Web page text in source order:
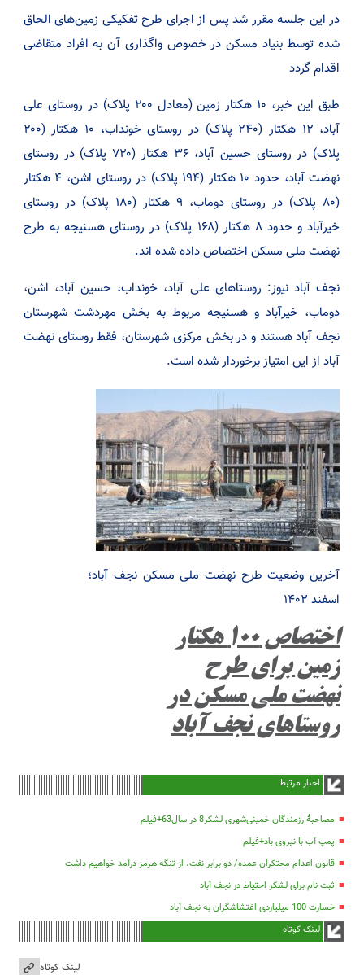
در این جلسه مقرر شد پس از اجرای طرح تفکیکی زمین‌های الحاق
شده توسط بنیاد مسکن در خصوص واگذاری آن به افراد متقاضی
اقدام گردد
طبق این خبر، ۱۰ هکتار زمین (معادل ۲۰۰ پلاک) در روستای علی
آباد، ۱۲ هکتار (۲۴۰ پلاک) در روستای خونداب، ۱۰ هکتار (۲۰۰
پلاک) در روستای حسین آباد، ۳۶ هکتار (۷۲۰ پلاک) در روستای
نهضت آباد، حدود ۱۰ هکتار (۱۹۴ پلاک) در روستای اشن، ۴ هکتار
(۸۰ پلاک) در روستای دوماب، ۹ هکتار (۱۸۰ پلاک) در روستای
خیرآباد و حدود ۸ هکتار (۱۶۸ پلاک) در روستای هسنیجه به طرح
نهضت ملی مسکن اختصاص داده شده اند.
نجف آباد نیوز: روستاهای علی آباد، خونداب، حسین آباد، اشن،
دوماب، خیرآباد و هسنیجه مربوط به بخش مهردشت شهرستان
نجف آباد هستند و در بخش مرکزی شهرستان، فقط روستای نهضت
آباد از این امتیاز برخوردار شده است.
آخرین وضعیت طرح نهضت ملی مسکن نجف آباد؛
اسفند ۱۴۰۲
اختصاص ۱۰۰ هکتار
زمین برای طرح
نهضت ملی مسکن در
روستاهای نجف آباد
اخبار مرتبط
مصاحبۀ رزمندگان خمینی‌شهری لشکر8 در سال63+فیلم
پمپ آب با نیروی باد+فیلم
قانون اعدام محتکران عمده/ دو برابر نفت، از تنگه هرمز درآمد خواهیم داشت
ثبت نام برای لشکر احتیاط در نجف آباد
خسارت 100 میلیاردی اغتشاشگران به نجف آباد
لینک کوتاه
لینک کوتاه